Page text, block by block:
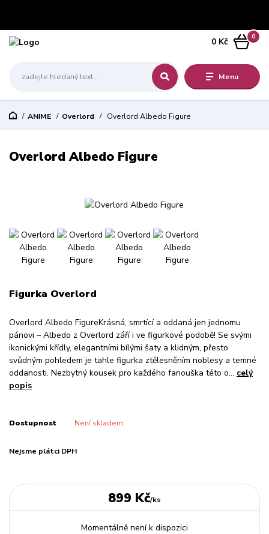
Menu
0
0 Kč
ANIME Overlord Overlord Albedo Figure
Overlord Albedo Figure
Figurka Overlord
Overlord Albedo FigureKrásná, smrtící a oddaná jen jednomu
pánovi – Albedo z Overlord září i ve figurkové podobě! Se svými
ikonickými křídly, elegantními bílými šaty a klidným, přesto
svůdným pohledem je tahle figurka ztělesněním noblesy a temné
oddanosti. Nezbytný kousek pro každého fanouška této o... celý
popis
Dostupnost Není skladem
Nejsme plátci DPH
899 Kč/ks
Momentálně není k dispozici